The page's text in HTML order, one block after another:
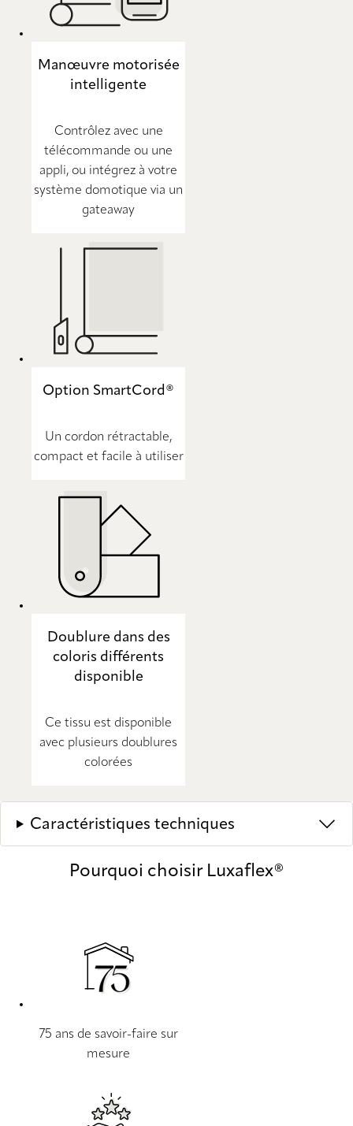
Manœuvre motorisée
intelligente
Contrôlez avec une
télécommande ou une
appli, ou intégrez à votre
système domotique via un
gateaway
Option SmartCord®
Un cordon rétractable,
compact et facile à utiliser
Doublure dans des
coloris différents
disponible
Ce tissu est disponible
avec plusieurs doublures
colorées
Caractéristiques techniques
Pourquoi choisir Luxaflex®
75 ans de savoir-faire sur
mesure